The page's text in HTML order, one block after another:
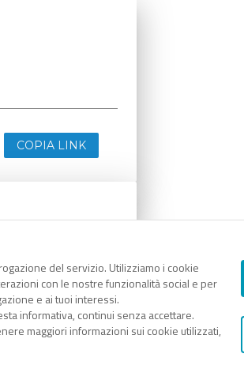
del servizio. Utilizziamo i cookie
con le nostre funzionalità social e per
e ai tuoi interessi.
informativa, continui senza accettare.
maggiori informazioni sui cookie utilizzati,
COPIA LINK
COPIA LINK